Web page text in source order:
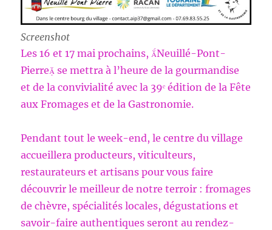
Screenshot
Les 16 et 17 mai prochains, Neuillé-Pont-
Pierre se mettra à l’heure de la gourmandise
et de la convivialité avec la 39ᵉ édition de la Fête
aux Fromages et de la Gastronomie.
Pendant tout le week-end, le centre du village
accueillera producteurs, viticulteurs,
restaurateurs et artisans pour vous faire
découvrir le meilleur de notre terroir : fromages
de chèvre, spécialités locales, dégustations et
savoir-faire authentiques seront au rendez-